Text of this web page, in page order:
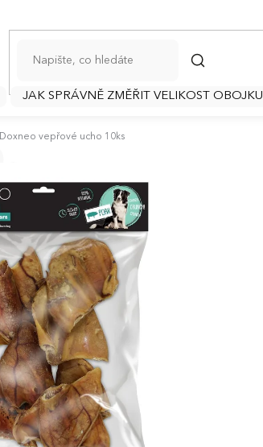
HLEDAT
JAK SPRÁVNĚ ZMĚŘIT VELIKOST OBOJKU
Doxneo vepřové ucho 10ks